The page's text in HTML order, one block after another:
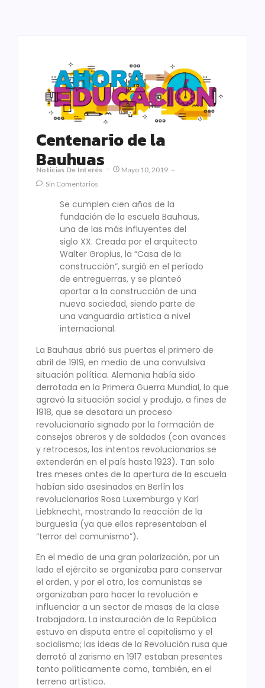
Centenario de la
Bauhuas
Noticias De Interés
Mayo 10, 2019
Sin Comentarios
Se cumplen cien años de la
fundación de la escuela Bauhaus,
una de las más influyentes del
siglo XX. Creada por el arquitecto
Walter Gropius, la “Casa de la
construcción”, surgió en el período
de entreguerras, y se planteó
aportar a la construcción de una
nueva sociedad, siendo parte de
una vanguardia artística a nivel
internacional.
La Bauhaus abrió sus puertas el primero de
abril de 1919, en medio de una convulsiva
situación política. Alemania había sido
derrotada en la Primera Guerra Mundial, lo que
agravó la situación social y produjo, a fines de
1918, que se desatara un proceso
revolucionario signado por la formación de
consejos obreros y de soldados (con avances
y retrocesos, los intentos revolucionarios se
extenderán en el país hasta 1923). Tan solo
tres meses antes de la apertura de la escuela
habían sido asesinados en Berlín los
revolucionarios Rosa Luxemburgo y Karl
Liebknecht, mostrando la reacción de la
burguesía (ya que ellos representaban el
“terror del comunismo”).
En el medio de una gran polarización, por un
lado el ejército se organizaba para conservar
el orden, y por el otro, los comunistas se
organizaban para hacer la revolución e
influenciar a un sector de masas de la clase
trabajadora. La instauración de la República
estuvo en disputa entre el capitalismo y el
socialismo; las ideas de la Revolución rusa que
derrotó al zarismo en 1917 estaban presentes
tanto políticamente como, también, en el
terreno artístico.